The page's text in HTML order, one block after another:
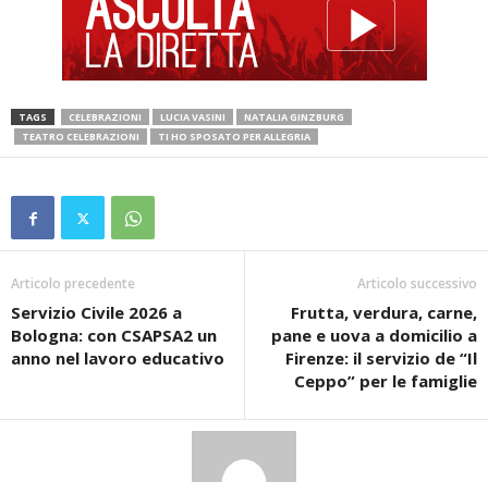
TAGS CELEBRAZIONI LUCIA VASINI
NATALIA GINZBURG
TEATRO CELEBRAZIONI
TI HO SPOSATO PER ALLEGRIA
Articolo precedente
Servizio Civile 2026 a
Bologna: con CSAPSA2 un
anno nel lavoro educativo
Articolo successivo
Frutta, verdura, carne,
pane e uova a domicilio a
Firenze: il servizio de “Il
Ceppo” per le famiglie